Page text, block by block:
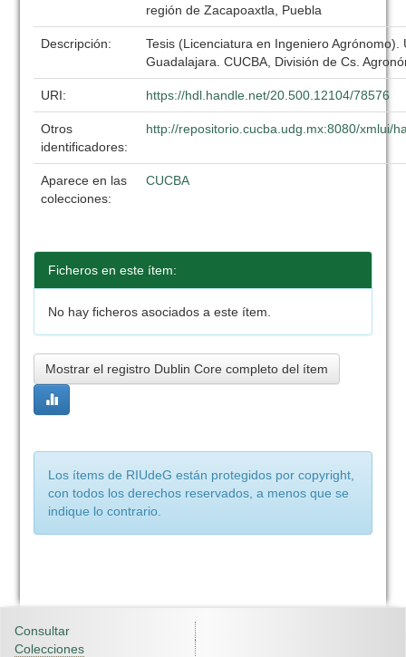
región de Zacapoaxtla, Puebla
Descripción:
Tesis (Licenciatura en Ingeniero Agrónomo).
Guadalajara. CUCBA, División de Cs.
URI: https://hdl.handle.net/20.500.12104/78576
Otros
identificadores:
http://repositorio.cucba.udg.mx:8080/xmlui/
Aparece en las
colecciones:
CUCBA
Ficheros en este ítem:
No hay ficheros asociados a este ítem.
Mostrar el registro Dublin Core completo del ítem
Los ítems de RIUdeG están protegidos por copyright,
con todos los derechos reservados, a menos que se
indique lo contrario.
Consultar
Colecciones